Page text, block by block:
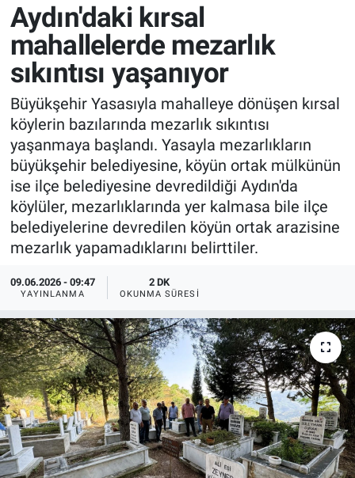
Aydın'daki kırsal
mahallelerde mezarlık
sıkıntısı yaşanıyor
Büyükşehir Yasasıyla mahalleye dönüşen kırsal
köylerin bazılarında mezarlık sıkıntısı
yaşanmaya başlandı. Yasayla mezarlıkların
büyükşehir belediyesine, köyün ortak mülkünün
ise ilçe belediyesine devredildiği Aydın'da
köylüler, mezarlıklarında yer kalmasa bile ilçe
belediyelerine devredilen köyün ortak arazisine
mezarlık yapamadıklarını belirttiler.
09.06.2026 - 09:47
YAYINLANMA
2 DK
OKUNMA SÜRESI